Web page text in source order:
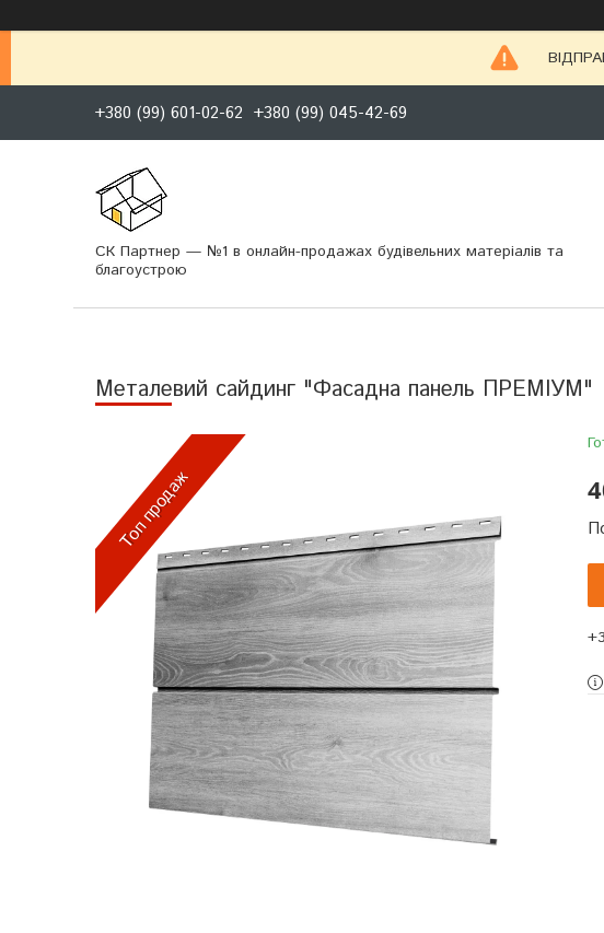
+380 (99) 601-02-62 +380 (99) 045-42-69
СК Партнер — №1 в онлайн-продажах будівельних матеріалів та
благоустрою
Металевий сайдинг "Фасадна панель ПРЕМІУМ"
Топ продаж